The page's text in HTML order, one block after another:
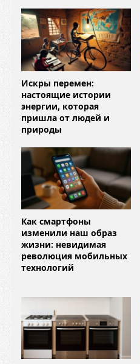
Искры перемен:
настоящие истории
энергии, которая
пришла от людей и
природы
Как смартфоны
изменили наш образ
жизни: невидимая
революция мобильных
технологий